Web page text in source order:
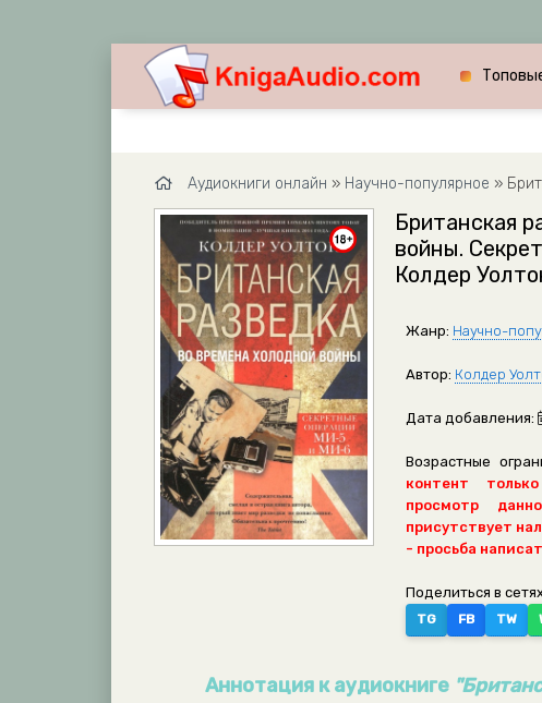
Аудиокниги онлайн » Научно-популярное »
Британская
войны.
Колдер
Жанр: Научно-
Автор: Колдер
Дата добавления:
Возрастные
контент
просмотр
присутствует
- просьба
Поделиться в
TG FB TW
Аннотация к аудиокниге